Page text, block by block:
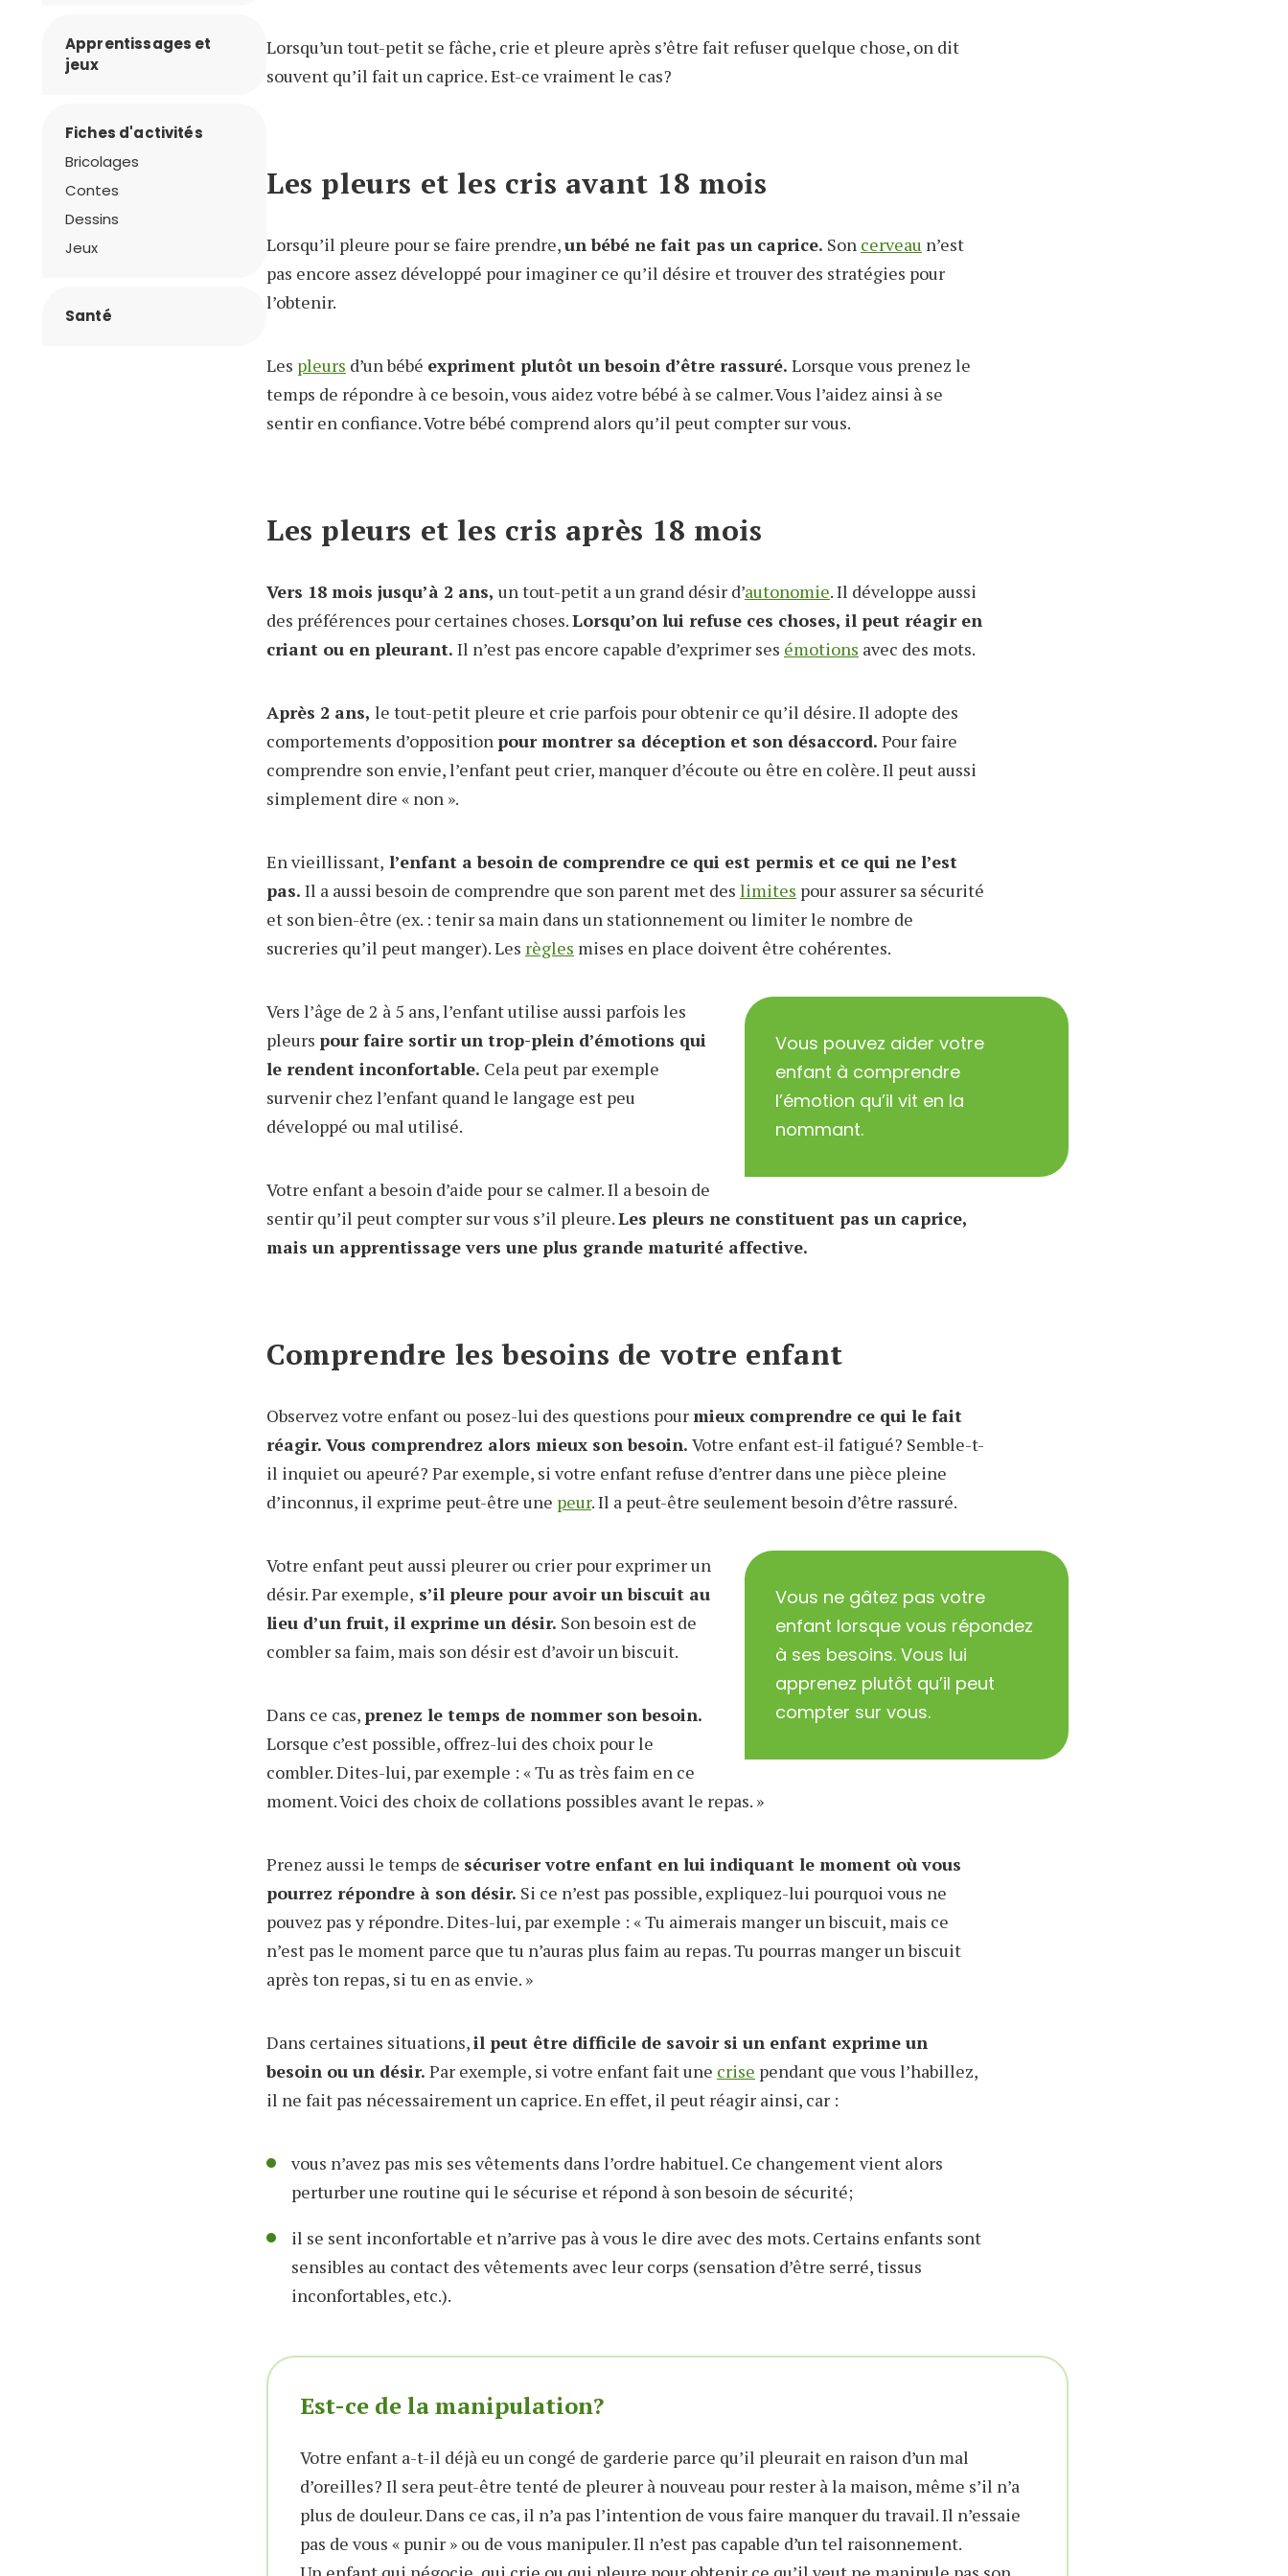
Lorsqu’un tout-petit se fâche, crie et pleure après s’être fait refuser quelque chose, on dit
souvent qu’il fait un caprice. Est-ce vraiment le cas?
Les pleurs et les cris avant 18 mois
Lorsqu’il pleure pour se faire prendre,un bébé ne fait pas un caprice. Son cerveau n’est
pas encore assez développé pour imaginer ce qu’il désire et trouver des stratégies pour
l’obtenir.
Les pleurs d’un bébé expriment plutôt un besoin d’être rassuré. Lorsque vous prenez le
temps de répondre à ce besoin, vous aidez votre bébé à se calmer. Vous l’aidez ainsi à se
sentir en confiance. Votre bébé comprend alors qu’il peut compter sur vous.
Les pleurs et les cris après 18 mois
Vers 18 mois jusqu’à 2 ans, un tout-petit a un grand désir d’autonomie. Il développe aussi
des préférences pour certaines choses.Lorsqu’on lui refuse ces choses, il peut réagir en
criant ou en pleurant. Il n’est pas encore capable d’exprimer ses émotions avec des mots.
Après 2 ans, le tout-petit pleure et crie parfois pour obtenir ce qu’il désire. Il adopte des
comportements d’opposition pour montrer sa déception et son désaccord. Pour faire
comprendre son envie, l’enfant peut crier, manquer d’écoute ou être en colère. Il peut aussi
simplement dire « non ».
En vieillissant, l’enfant a besoin de comprendre ce qui est permis et ce qui ne l’est
pas. Il a aussi besoin de comprendre que son parent met des limites pour assurer sa sécurité
et son bien-être (ex. : tenir sa main dans un stationnement ou limiter le nombre de
sucreries qu’il peut manger). Les règles mises en place doivent être cohérentes.
Vous pouvez aider votre
enfant à comprendre
l’émotion qu’il vit en la
nommant.
Vers l’âge de 2 à 5 ans, l’enfant utilise aussi parfois les
pleurs pour faire sortir un trop-plein d’émotions qui
le rendent inconfortable. Cela peut par exemple
survenir chez l’enfant quand le langage est peu
développé ou mal utilisé.
Votre enfant a besoin d’aide pour se calmer. Il a besoin de
sentir qu’il peut compter sur vous s’il pleure.Les pleurs ne constituent pas un caprice,
mais un apprentissage vers une plus grande maturité affective.
Comprendre les besoins de votre enfant
Observez votre enfant ou posez-lui des questions pourmieux comprendre ce qui le fait
réagir. Vous comprendrez alors mieux son besoin. Votre enfant est-il fatigué? Semble-t-
il inquiet ou apeuré? Par exemple, si votre enfant refuse d’entrer dans une pièce pleine
d’inconnus, il exprime peut-être une peur. Il a peut-être seulement besoin d’être rassuré.
Vous ne gâtez pas votre
enfant lorsque vous répondez
à ses besoins. Vous lui
apprenez plutôt qu’il peut
compter sur vous.
Votre enfant peut aussi pleurer ou crier pour exprimer un
désir. Par exemple, s’il pleure pour avoir un biscuit au
lieu d’un fruit, il exprime un désir. Son besoin est de
combler sa faim, mais son désir est d’avoir un biscuit.
Dans ce cas, prenez le temps de nommer son besoin.
Lorsque c’est possible, offrez-lui des choix pour le
combler. Dites-lui, par exemple : « Tu as très faim en ce
moment. Voici des choix de collations possibles avant le repas. »
Prenez aussi le temps de sécuriser votre enfant en lui indiquant le moment où vous
pourrez répondre à son désir. Si ce n’est pas possible, expliquez-lui pourquoi vous ne
pouvez pas y répondre. Dites-lui, par exemple : « Tu aimerais manger un biscuit, mais ce
n’est pas le moment parce que tu n’auras plus faim au repas. Tu pourras manger un biscuit
après ton repas, si tu en as envie. »
Dans certaines situations,il peut être difficile de savoir si un enfant exprime un
besoin ou un désir. Par exemple, si votre enfant fait une crise pendant que vous l’habillez,
il ne fait pas nécessairement un caprice. En effet, il peut réagir ainsi, car :
vous n’avez pas mis ses vêtements dans l’ordre habituel. Ce changement vient alors
perturber une routine qui le sécurise et répond à son besoin de sécurité;
il se sent inconfortable et n’arrive pas à vous le dire avec des mots. Certains enfants sont
sensibles au contact des vêtements avec leur corps (sensation d’être serré, tissus
inconfortables, etc.).
Est-ce de la manipulation?
Votre enfant a-t-il déjà eu un congé de garderie parce qu’il pleurait en raison d’un mal
d’oreilles? Il sera peut-être tenté de pleurer à nouveau pour rester à la maison, même s’il n’a
plus de douleur. Dans ce cas, il n’a pas l’intention de vous faire manquer du travail. Il n’essaie
pas de vous « punir » ou de vous manipuler. Il n’est pas capable d’un tel raisonnement.
Apprentissages et
jeux
Fiches d'activités
Bricolages
Contes
Dessins
Jeux
Santé